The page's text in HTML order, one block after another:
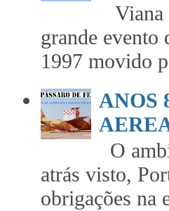
Viana
grande evento
1997 movido
ANOS
O
atrás visto,
obrigações na